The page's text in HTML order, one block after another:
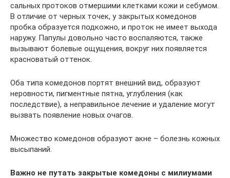
сальных протоков отмершими клетками кожи и себумом.
В отличие от черных точек, у закрытых комедонов
пробка образуется подкожно, и проток не имеет выхода
наружу. Папулы довольно часто воспаляются, также
вызывают болевые ощущения, вокруг них появляется
красноватый оттенок.
Оба типа комедонов портят внешний вид, образуют
неровности, пигментные пятна, углубления (как
последствие), а неправильное лечение и удаление могут
вызвать появление новых очагов.
Множество комедонов образуют акне – болезнь кожных
высыпаний.
Важно не путать закрытые комедоны с милиумами